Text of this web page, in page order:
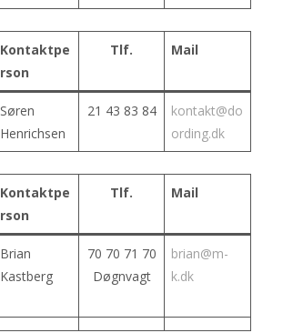
Kontaktpe
rson
Tlf. Mail
Søren
Henrichsen
21 43 83 84
kontakt@do
ording.dk
Kontaktpe
rson
Tlf. Mail
Brian
Kastberg
70 70 71 70
Døgnvagt
brian@m-
k.dk